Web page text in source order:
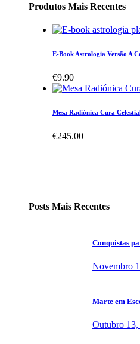
Produtos Mais Recentes
E-Book Astrologia Versão A
€9.90
Mesa Radiónica Cura
€245.00
Posts Mais Recentes
Conquistas
Novembro
Marte em
Outubro 13,